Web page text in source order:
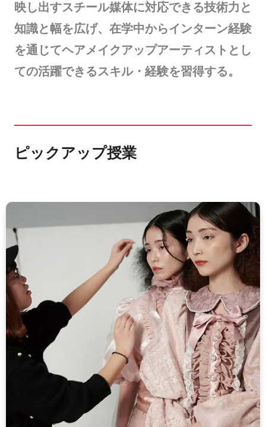
映し出すスチール媒体に対応できる技術力と
知識と幅を広げ、在学中からインターン経験
を通じてヘアメイクアップアーティストとし
ての活躍できるスキル・経験を習得する。
ピックアップ授業